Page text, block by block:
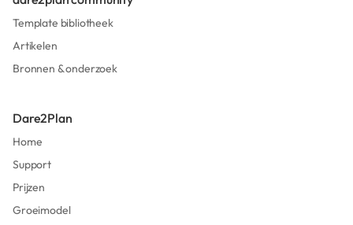
Template bibliotheek
Artikelen
Bronnen & onderzoek
Dare2Plan
Home
Support
Prijzen
Groeimodel